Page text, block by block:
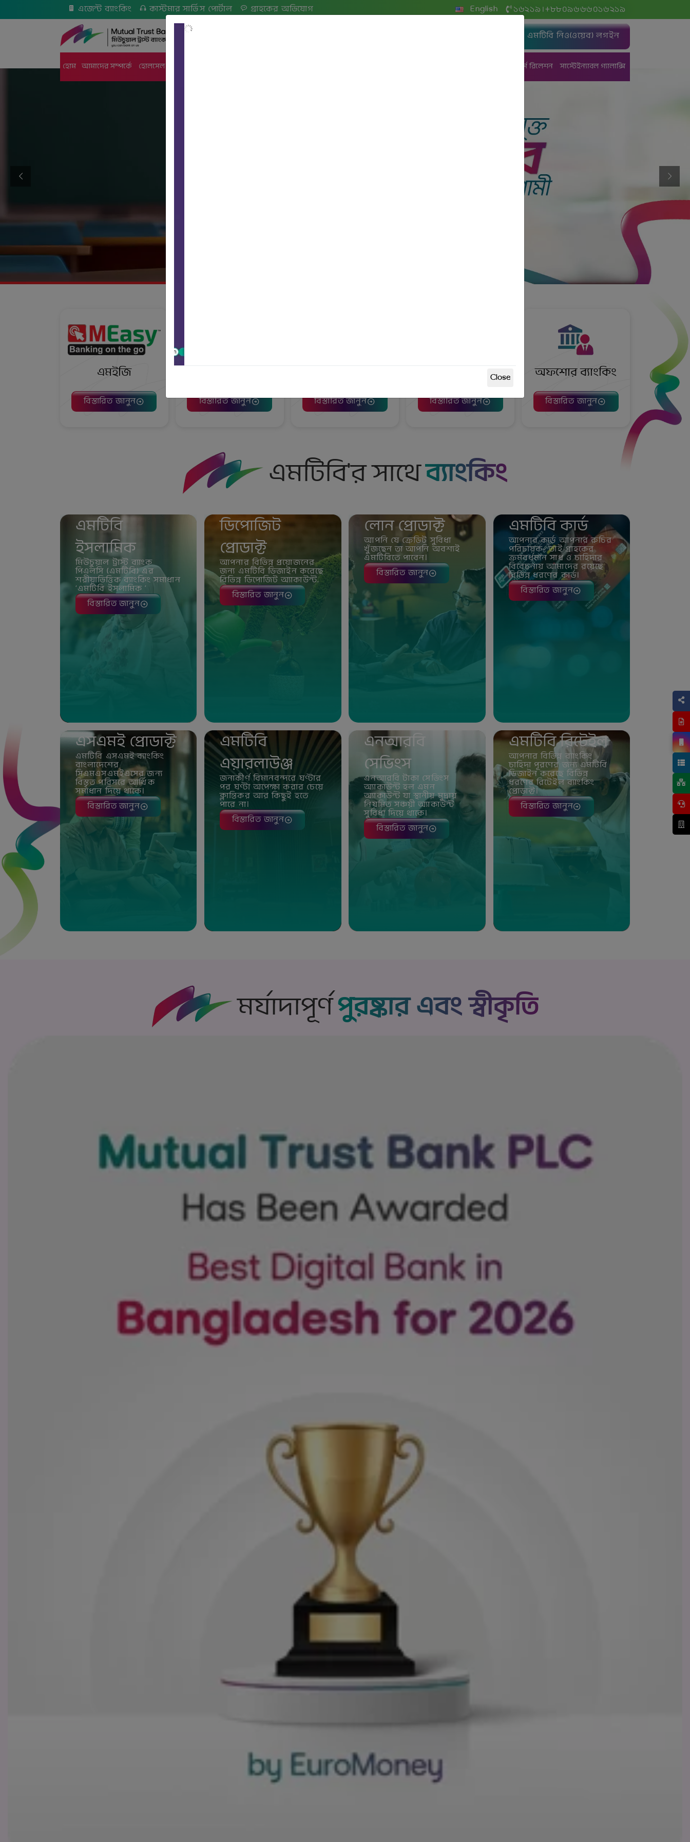
Close
এজেন্ট ব্যাংকিং কাস্টমার সার্ভিস পোর্টাল গ্রাহকের অভিযোগ English ১৬২১৯ +৮৮০৯৬৬৬০১৬২১৯
এমটিবি নিও(ওয়েব) লগইন
হোম আমাদের সম্পর্কে হোলসেল ইনভেস্টর্স রিলেশন সাস্টেইন্যাবল গ্যালাক্সি
এমইজি
বিস্তারিত জানুন বিস্তারিত জানুন বিস্তারিত জানুন বিস্তারিত জানুন
অফশোর ব্যাংকিং
বিস্তারিত জানুন
এমটিবি'র সাথেব্যাংকিং
এমটিবি
ইসলামিক
মিউচুয়াল ট্রাস্ট ব্যাংক
পিএলসি (এমটিবি) এর
শরীয়াভিত্তিক ব্যাংকিং সমাধান
‘এমটিবি ইসলামিক ’
বিস্তারিত জানুন
ডিপোজিট
প্রোডাক্ট
আপনার বিভিন্ন প্রয়োজনের
জন্য এমটিবি ডিজাইন করেছে
বিভিন্ন ডিপোজিট অ্যাকাউন্ট.
বিস্তারিত জানুন
লোন প্রোডাক্ট
আপনি যে ক্রেডিট সুবিধা
খুঁজছেন তা আপনি অবশ্যই
এমটিবিতে পাবেন।
বিস্তারিত জানুন
এমটিবি কার্ড
আপনার কার্ড আপনার রুচির
পরিচায়ক- তাই গ্রাহকের
ক্রমবর্ধমান সাধ ও চাহিদার
বিবেচনায় আমাদের রয়েছে
বিভিন্ন ধরণের কার্ড।
বিস্তারিত জানুন
এসএমই প্রোডাক্ট
এমটিবি এসএমই ব্যাংকিং
বাংলাদেশের
সিএমএসএমইএসের জন্য
বিস্তৃত পরিসরে আর্থিক
সমাধান দিয়ে থাকে।
বিস্তারিত জানুন
এমটিবি
এয়ারলাউঞ্জ
জনাকীর্ণ বিমানবন্দরে ঘণ্টার
পর ঘণ্টা অপেক্ষা করার চেয়ে
ক্লান্তিকর আর কিছুই হতে
পারে না।
বিস্তারিত জানুন
এনআরবি
সেভিংস
এনআরবি টাকা সেভিংস
অ্যাকাউন্ট হল এমন
অ্যাকাউন্ট যা স্থানীয় মুদ্রায়
নিয়মিত সঞ্চয়ী অ্যাকাউন্ট
সুবিধা দিয়ে থাকে।
বিস্তারিত জানুন
এমটিবি রিটেইল
আপনার বিভিন্ন ব্যাংকিং
চাহিদা পূরণের জন্য এমটিবি
ডিজাইন করেছে বিভিন্ন
ধরণের রিটেইল ব্যাংকিং
প্রোডাক্ট।
বিস্তারিত জানুন
মর্যাদাপূর্ণ পুরষ্কার এবং স্বীকৃতি